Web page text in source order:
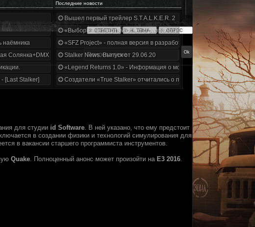
Последние новости
трейлера
наёмника
Солянка+DMX 1.3.5.ООП.МА.К.
[Last Stalker]
Вышел первый трейлер S.T.A.L.K.E.R. 2
«Выбор» - четвертый отчет о разработке!
«SFZ Project» - полная версия в разработке!
Stalker News. Выпуск от 29.06.20
«Legend Returns 1.0» - Информация о моде за июнь 2020
Создатели «True Stalker» отчитались о проделанной работе
для студии id Software. В ней указано, что ему предстоит
в создании физики и технологий симулирования для
в вакансии старшего программиста инструментов.
Quake. Полноценный анонс может произойти на E3 2016.